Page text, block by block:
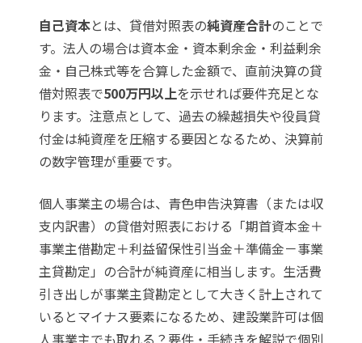
自己資本とは、貸借対照表の純資産合計のことで
す。法人の場合は資本金・資本剰余金・利益剰余
金・自己株式等を合算した金額で、直前決算の貸
借対照表で500万円以上を示せれば要件充足とな
ります。注意点として、過去の繰越損失や役員貸
付金は純資産を圧縮する要因となるため、決算前
の数字管理が重要です。
個人事業主の場合は、青色申告決算書（または収
支内訳書）の貸借対照表における「期首資本金＋
事業主借勘定＋利益留保性引当金＋準備金－事業
主貸勘定」の合計が純資産に相当します。生活費
引き出しが事業主貸勘定として大きく計上されて
いるとマイナス要素になるため、 建設業許可は個
人事業主でも取れる？要件・手続きを解説で個別